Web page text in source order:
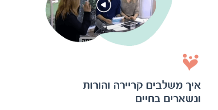
איך משלבים קריירה והורות
ונשארים בחיים